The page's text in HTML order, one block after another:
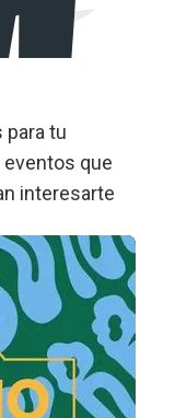
tu
que
interesarte